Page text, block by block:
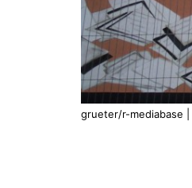
grueter/r-mediabase |